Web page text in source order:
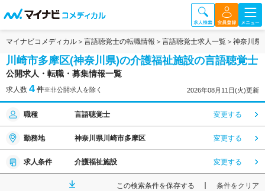
マイナビコメディカル 言語聴覚士の転職情報 言語聴覚士求人一覧 神奈川県
川崎市多摩区(神奈川県)の介護福祉施設の言語聴覚士
公開求人・転職・募集情報一覧
求人数 4 件※非公開求人を除く 2026年08月11日(火)更新
職種 言語聴覚士 変更する
勤務地 神奈川県川崎市多摩区 変更する
求人条件 介護福祉施設 変更する
この検索条件を保存する 条件をクリア